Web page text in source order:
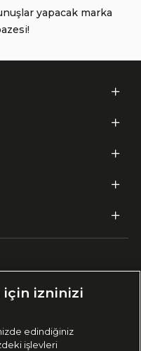
yapacak marka
için izninizi
edindiğiniz
işlevleri